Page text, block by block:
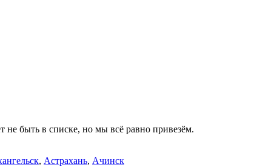
не быть в списке, но мы всё равно привезём.
, Астрахань, Ачинск